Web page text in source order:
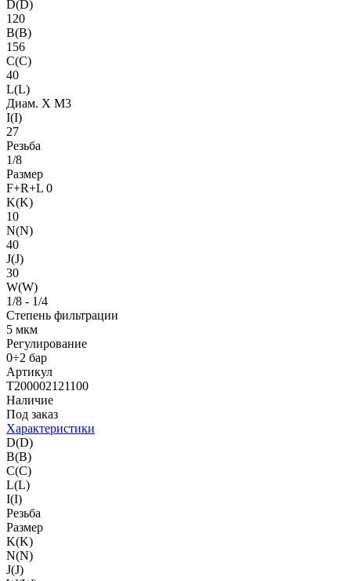
D(D)
120
B(B)
156
C(C)
40
L(L)
Диам. X M3
I(I)
27
Резьба
1/8
Размер
F+R+L 0
K(K)
10
N(N)
40
J(J)
30
W(W)
1/8 - 1/4
Степень фильтрации
5 мкм
Регулирование
0÷2 бар
Артикул
T200002121100
Наличие
Под заказ
Характеристики
D(D)
B(B)
C(C)
L(L)
I(I)
Резьба
Размер
K(K)
N(N)
J(J)